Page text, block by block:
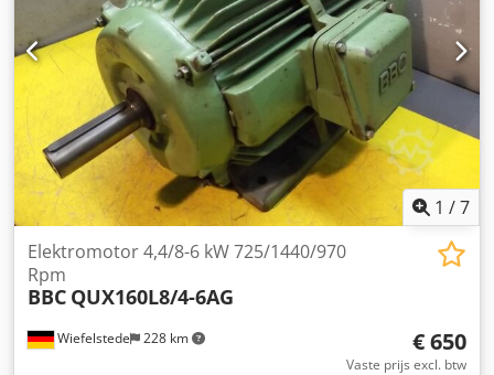
1 /7
Wiefelstede 228 km
Elektromotor 4,4/8-6 kW 725/1440/970
Rpm
BBC QUX160L8/4-6AG
€ 650
Vaste prijs excl. btw